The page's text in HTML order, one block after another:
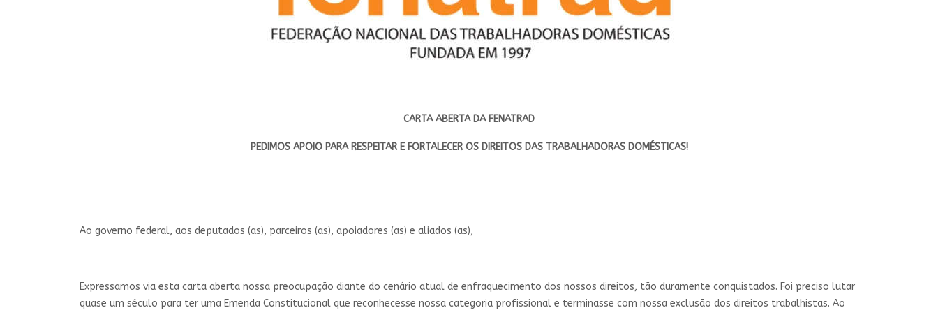
CARTA ABERTA DA FENATRAD
PEDIMOS APOIO PARA RESPEITAR E FORTALECER OS DIREITOS DAS TRABALHADORAS DOMÉSTICAS!
Ao governo federal, aos deputados (as), parceiros (as), apoiadores (as) e aliados (as),
Expressamos via esta carta aberta nossa preocupação diante do cenário atual de enfraquecimento dos nossos direitos, tão duramente conquistados. Foi preciso lutar
quase um século para ter uma Emenda Constitucional que reconhecesse nossa categoria profissional e terminasse com nossa exclusão dos direitos trabalhistas. Ao